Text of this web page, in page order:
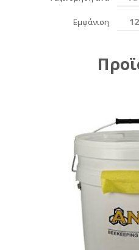
Εμφάνιση 12